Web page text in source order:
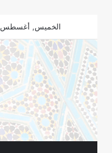
الخميس, أغسطس 6 2026